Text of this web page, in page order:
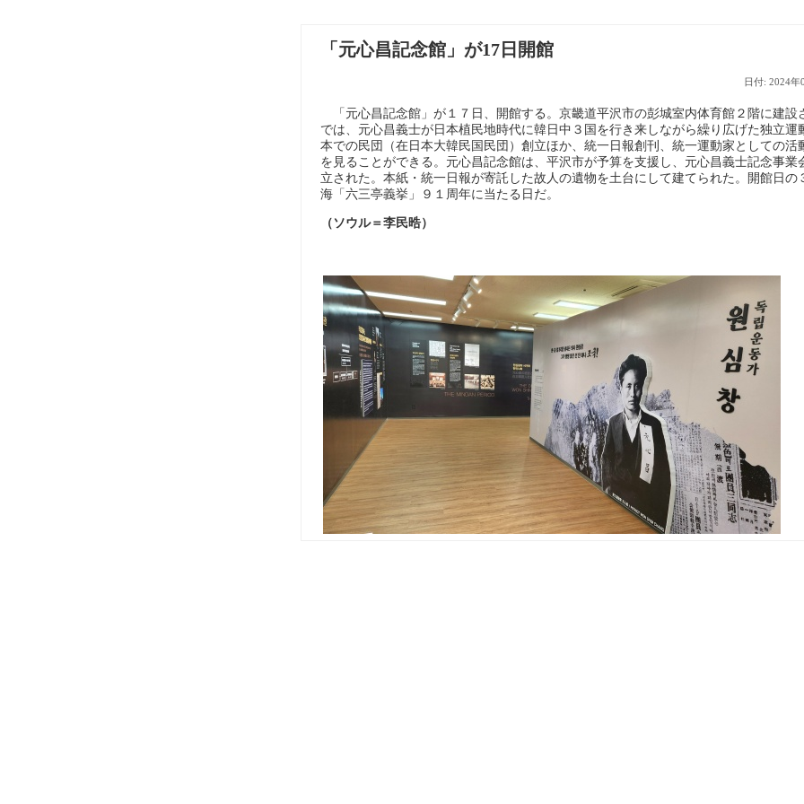
「元心昌記念館」が17日開館
日付: 2024年
「元心昌記念館」が１７日、開館する。京畿道平沢市の彭城室内体育館２階に建設
では、元心昌義士が日本植民地時代に韓日中３国を行き来しながら繰り広げた独立運
本での民団（在日本大韓民国民団）創立ほか、統一日報創刊、統一運動家としての活
を見ることができる。元心昌記念館は、平沢市が予算を支援し、元心昌義士記念事業
立された。本紙・統一日報が寄託した故人の遺物を土台にして建てられた。開館日の
海「六三亭義挙」９１周年に当たる日だ。
（ソウル＝李民晧）